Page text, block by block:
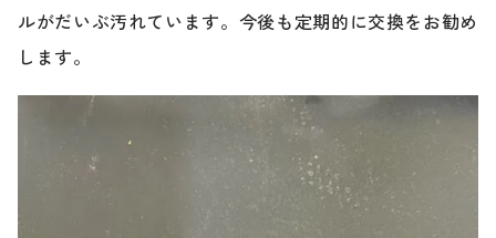
ルがだいぶ汚れています。今後も定期的に交換をお勧め
します。